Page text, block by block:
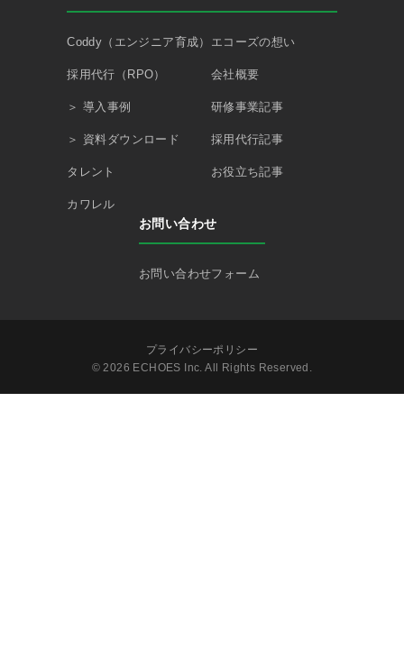
Coddy（エンジニア育成）
採用代行（RPO）
＞ 導入事例
＞ 資料ダウンロード
タレント
カワレル
エコーズの想い
会社概要
研修事業記事
採用代行記事
お役立ち記事
お問い合わせ
お問い合わせフォーム
プライバシーポリシー
© 2026 ECHOES Inc. All Rights Reserved.